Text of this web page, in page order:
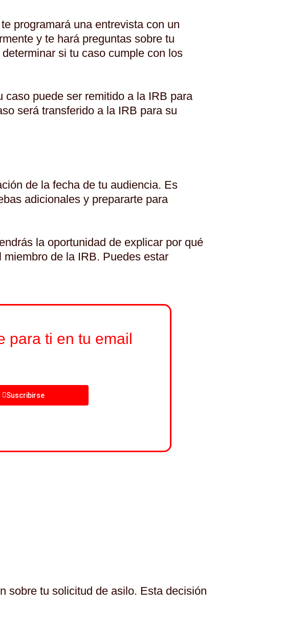
programará una entrevista con un
y te hará preguntas sobre tu
si tu caso cumple con los
puede ser remitido a la IRB para
será transferido a la IRB para su
de la fecha de tu audiencia. Es
adicionales y prepararte para
la oportunidad de explicar por qué
de la IRB. Puedes estar
para ti en tu email
Suscribirse
sobre tu solicitud de asilo. Esta decisión